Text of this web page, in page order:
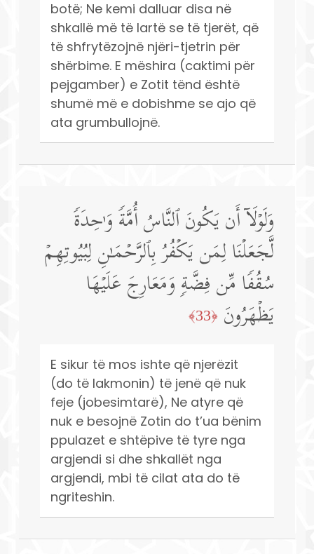
botë; Ne kemi dalluar disa në
shkallë më të lartë se të tjerët, që
të shfrytëzojnë njëri-tjetrin për
shërbime. E mëshira (caktimi për
pejgamber) e Zotit tënd është
shumë më e dobishme se ajo që
ata grumbullojnë.
وَلَوۡلَاۤ أَن یَكُونَ ٱلنَّاسُ أُمَّةࣰ وَ ٰ⁠حِدَةࣰ
لَّجَعَلۡنَا لِمَن یَكۡفُرُ بِٱلرَّحۡمَـٰنِ لِبُیُوتِهِمۡ
سُقُفࣰا مِّن فِضَّةࣲ وَمَعَارِجَ عَلَیۡهَا
یَظۡهَرُونَ ﴿33﴾
E sikur të mos ishte që njerëzit
(do të lakmonin) të jenë që nuk
feje (jobesimtarë), Ne atyre që
nuk e besojnë Zotin do t’ua bënim
ppulazet e shtëpive të tyre nga
argjendi si dhe shkallët nga
argjendi, mbi të cilat ata do të
ngriteshin.